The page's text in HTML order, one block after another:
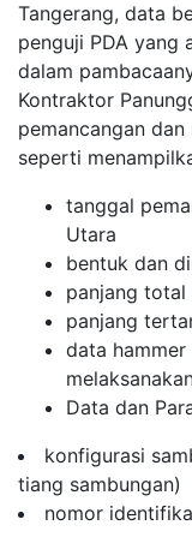
Tangerang, data
penguji PDA yang
dalam
Kontraktor
pemancangan
seperti
tanggal
Utara
bentuk dan
panjang total
panjang
data
Data dan
konfigurasi
tiang sambungan)
nomor